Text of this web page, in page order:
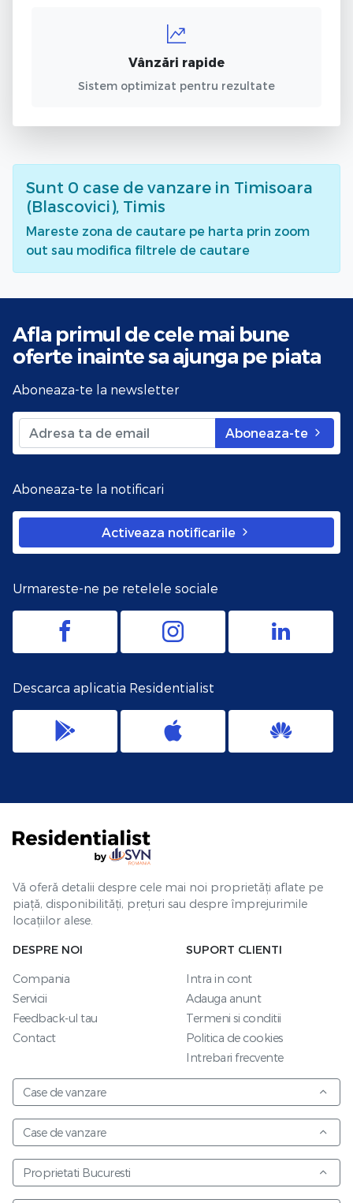
Vânzări rapide
Sistem optimizat pentru rezultate
Sunt 0 case de vanzare in Timisoara
(Blascovici), Timis
Mareste zona de cautare pe harta prin zoom
out sau modifica filtrele de cautare
Afla primul de cele mai bune
oferte inainte sa ajunga pe piata
Aboneaza-te la newsletter
Aboneaza-te
Aboneaza-te la notificari
Activeaza notificarile
Urmareste-ne pe retelele sociale
Descarca aplicatia Residentialist
Vă oferă detalii despre cele mai noi proprietăți aflate pe
piață, disponibilități, prețuri sau despre împrejurimile
locațiilor alese.
DESPRE NOI
Compania
Servicii
Feedback-ul tau
Contact
SUPORT CLIENTI
Intra in cont
Adauga anunt
Termeni si conditii
Politica de cookies
Intrebari frecvente
Case de vanzare
Case de vanzare
Proprietati Bucuresti